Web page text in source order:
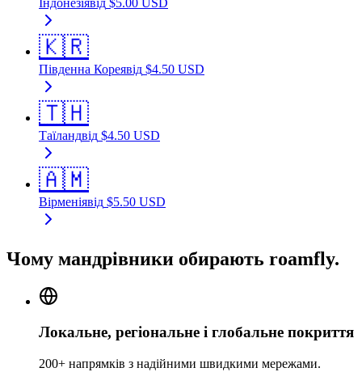
🇰🇷
Південна Кореявід $4.50 USD
🇹🇭
Таїландвід $4.50 USD
🇦🇲
Вірменіявід $5.50 USD
Чому мандрівники обирають roamfly.
Локальне, регіональне і глобальне покриття
200+ напрямків з надійними швидкими мережами.